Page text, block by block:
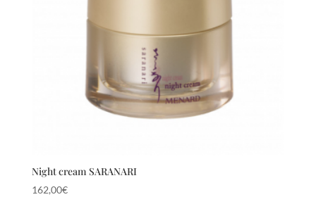
Night cream SARANARI
162,00€